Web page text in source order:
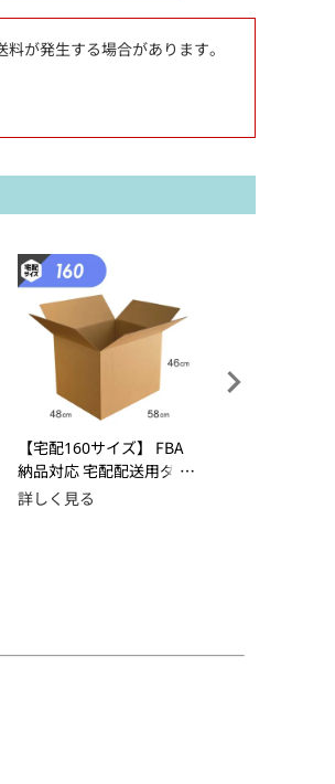
が発生する場合があります。
【宅配160サイズ】 FBA
納品対応 宅配配送用ダン
ボール箱 [ 58×48×46c
詳しく見る